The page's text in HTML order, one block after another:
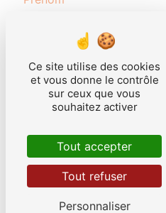
Ce site utilise des cookies
et vous donne le contrôle
sur ceux que vous
souhaitez activer
Tout accepter
Tout refuser
Personnaliser